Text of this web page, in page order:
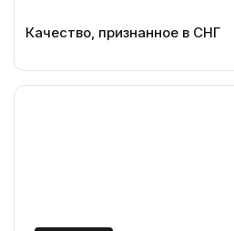
Качество, признанное в СНГ